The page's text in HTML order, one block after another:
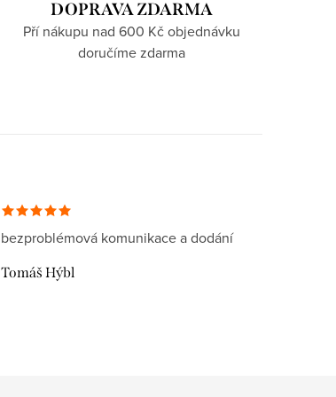
DOPRAVA ZDARMA
Pří nákupu nad 600 Kč objednávku
doručíme zdarma
bezproblémová komunikace a dodání
Tomáš Hýbl